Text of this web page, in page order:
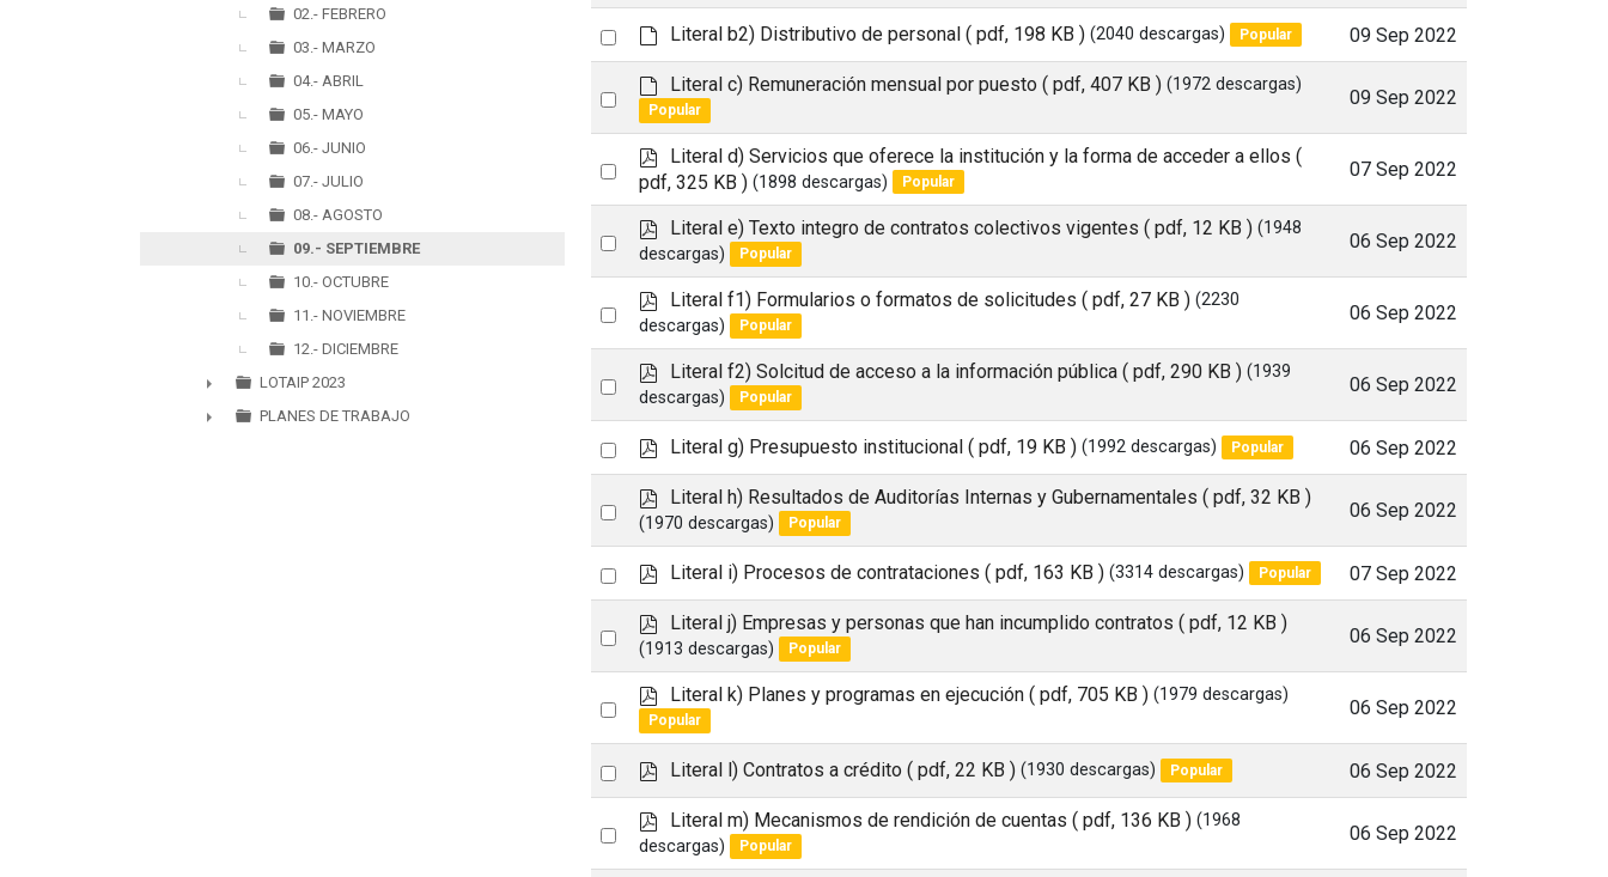
02.- FEBRERO
03.- MARZO
04.- ABRIL
05.- MAYO
06.- JUNIO
07.- JULIO
08.- AGOSTO
09.- SEPTIEMBRE
10.- OCTUBRE
11.- NOVIEMBRE
12.- DICIEMBRE
►
LOTAIP 2023
PLANES DE TRABAJO
an
item
u
l
t
Select
an
item
d
e
a
u
t
Literal b2) Distributivo de personal ( pdf, 198 KB ) (2040 descargas) Popular 09 Sep 2022
Select
an
item
d
e
f
a
u
l
Literal c) Remuneración mensual por puesto ( pdf, 407 KB ) (1972 descargas)
Popular
09 Sep 2022
Select
an
item
p
d
f
Literal d) Servicios que oferece la institución y la forma de acceder a ellos (
pdf, 325 KB ) (1898 descargas) Popular
07 Sep 2022
Select
an
item
p
d
f
Literal e) Texto integro de contratos colectivos vigentes ( pdf, 12 KB ) (1948
descargas)
Popular
06 Sep 2022
Select
an
item
p
d
f
Literal f1) Formularios o formatos de solicitudes ( pdf, 27 KB ) (2230
descargas)
Popular
06 Sep 2022
Select
an
item
p
d
f
Literal f2) Solcitud de acceso a la información pública ( pdf, 290 KB ) (1939
descargas)
Popular
06 Sep 2022
Select
an
item
p
d
Literal g) Presupuesto institucional ( pdf, 19 KB ) (1992 descargas) Popular 06 Sep 2022
Select
an
item
p
d
f
Literal h) Resultados de Auditorías Internas y Gubernamentales ( pdf, 32 KB )
(1970 descargas) Popular
06 Sep 2022
Select
an
item
p
d
Literal i) Procesos de contrataciones ( pdf, 163 KB ) (3314 descargas) Popular 07 Sep 2022
Select
an
item
p
d
f
Literal j) Empresas y personas que han incumplido contratos ( pdf, 12 KB )
(1913 descargas) Popular
06 Sep 2022
Select
an
item
p
d
f
Literal k) Planes y programas en ejecución ( pdf, 705 KB ) (1979 descargas)
Popular
06 Sep 2022
Select
an
item
pLiteral l) Contratos a crédito ( pdf, 22 KB ) (1930 descargas) Popular 06 Sep 2022
Select
an
p
d
f
Literal m) Mecanismos de rendición de cuentas ( pdf, 136 KB ) (1968
descargas)
Popular
06 Sep 2022